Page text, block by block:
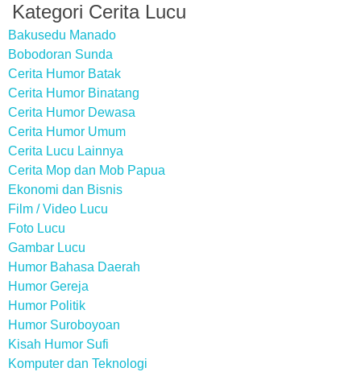
Kategori Cerita Lucu
Bakusedu Manado
Bobodoran Sunda
Cerita Humor Batak
Cerita Humor Binatang
Cerita Humor Dewasa
Cerita Humor Umum
Cerita Lucu Lainnya
Cerita Mop dan Mob Papua
Ekonomi dan Bisnis
Film / Video Lucu
Foto Lucu
Gambar Lucu
Humor Bahasa Daerah
Humor Gereja
Humor Politik
Humor Suroboyoan
Kisah Humor Sufi
Komputer dan Teknologi